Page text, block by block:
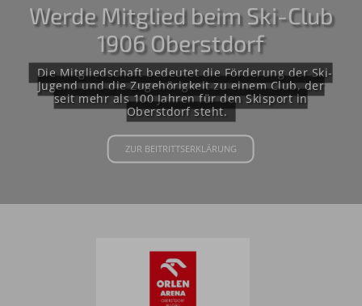
Werde Mitglied beim Ski-Club
1906 Oberstdorf
Die Mitgliedschaft bedeutet die Förderung der Ski-
Jugend und die Zugehörigkeit zu einem Club, der
seit mehr als 100 Jahren für den Skisport in
Oberstdorf steht.
ZUR BEITRITTSERKLÄRUNG